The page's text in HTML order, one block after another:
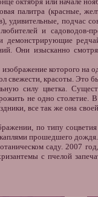
палитра (красные,
удивительные, подчас
и садоводов-
демонстрирующие
Они изысканно
которого на
свежести, красоты. Это
силу цветка.
не одно столетие.
все так же она
по типу
прошедшего дождя.
саду. 2007
с пчелой